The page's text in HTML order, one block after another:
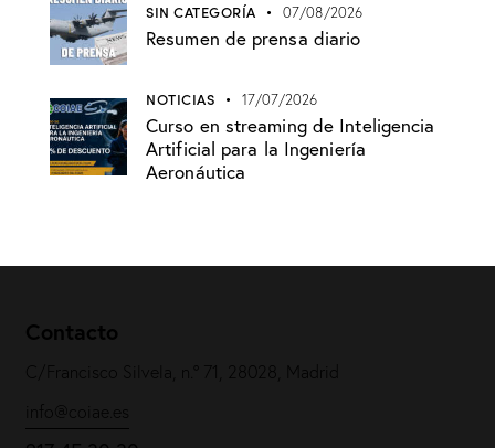
SIN CATEGORÍA 07/08/2026
Resumen de prensa diario
NOTICIAS 17/07/2026
Curso en streaming de Inteligencia
Artificial para la Ingeniería
Aeronáutica
Contacto
C/Francisco Silvela, n.º 71, 28028, Madrid
info@coiae.es